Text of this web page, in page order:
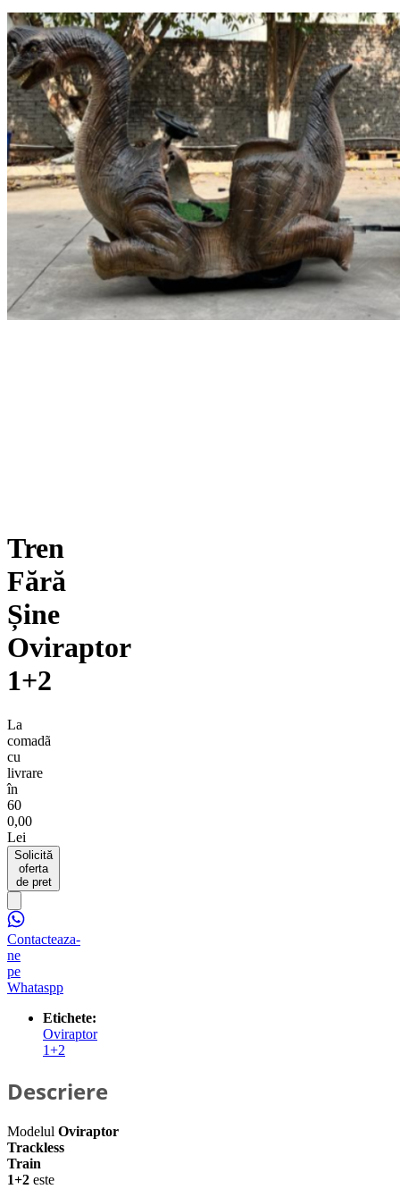
Tren
Fără
Șine
Oviraptor
1+2
La
comadã
cu
livrare
în
60
0,00
Lei
Solicită
oferta
de pret
Contacteaza-
ne
pe
Whataspp
Etichete:
Oviraptor
1+2
Descriere
Modelul Oviraptor
Trackless
Train
1+2 este